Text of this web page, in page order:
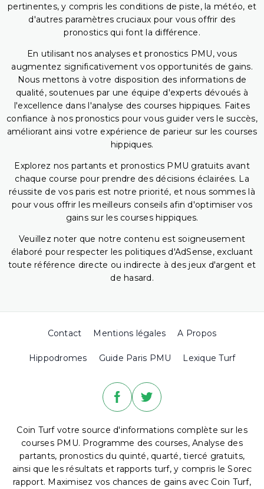
pertinentes, y compris les conditions de piste, la météo, et
d'autres paramètres cruciaux pour vous offrir des
pronostics qui font la différence.
En utilisant nos analyses et pronostics PMU, vous
augmentez significativement vos opportunités de gains.
Nous mettons à votre disposition des informations de
qualité, soutenues par une équipe d'experts dévoués à
l'excellence dans l'analyse des courses hippiques. Faites
confiance à nos pronostics pour vous guider vers le succès,
améliorant ainsi votre expérience de parieur sur les courses
hippiques.
Explorez nos partants et pronostics PMU gratuits avant
chaque course pour prendre des décisions éclairées. La
réussite de vos paris est notre priorité, et nous sommes là
pour vous offrir les meilleurs conseils afin d'optimiser vos
gains sur les courses hippiques.
Veuillez noter que notre contenu est soigneusement
élaboré pour respecter les politiques d'AdSense, excluant
toute référence directe ou indirecte à des jeux d'argent et
de hasard.
Contact Mentions légales A Propos
Hippodromes Guide Paris PMU Lexique Turf
Coin Turf votre source d'informations complète sur les
courses PMU. Programme des courses, Analyse des
partants, pronostics du quinté, quarté, tiercé gratuits,
ainsi que les résultats et rapports turf, y compris le Sorec
rapport. Maximisez vos chances de gains avec Coin Turf,